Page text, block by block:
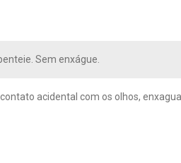
Sem enxágue.
acidental com os olhos,